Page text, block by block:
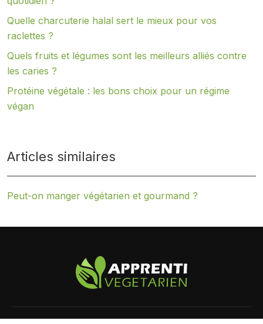
Quelle charcuterie halal sert le mieux pour vos
raclettes ?
Quels fruits et légumes sont les meilleurs alliés contre
les caries ?
Protéine végétale : les bons choix pour un régime
végan
Articles similaires
Peut-on manger végétarien et gourmand ?